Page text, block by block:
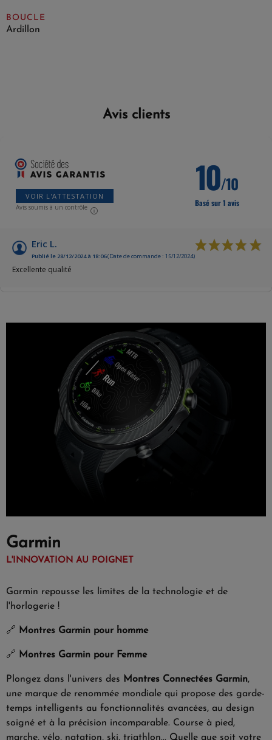
BOUCLE
Ardillon
Avis clients
VOIR L'ATTESTATION
Avis soumis à un contrôle
10/10
Basé sur 1 avis
Eric L.
Publié le 28/12/2024 à 18:06(Date de commande : 15/12/2024)
Excellente qualité
Garmin
L'INNOVATION AU POIGNET
Garmin repousse les limites de la technologie et de
l'horlogerie !
🔗 Montres Garmin pour homme
🔗 Montres Garmin pour Femme
Plongez dans l'univers des Montres Connectées Garmin,
une marque de renommée mondiale qui propose des garde-
temps intelligents au fonctionnalités avancées, au design
soigné et à la précision incomparable. Course à pied,
marche, vélo, natation, ski, triathlon... Quelle que soit votre